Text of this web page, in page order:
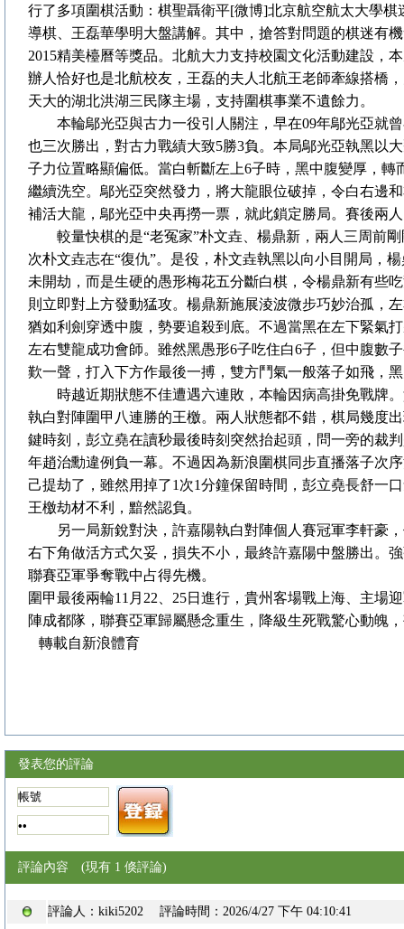
行了多項圍棋活動：棋聖聶衛平[微博]北京航空航太大學棋
導棋、王磊華學明大盤講解。其中，搶答對問題的棋迷有
2015精美檯曆等獎品。北航大力支持校園文化活動建設，
辦人恰好也是北航校友，王磊的夫人北航王老師牽線搭橋
天大的湖北洪湖三民隊主場，支持圍棋事業不遺餘力。
本輪鄔光亞與古力一役引人關注，早在09年鄔光亞就曾
也三次勝出，對古力戰績大致5勝3負。本局鄔光亞執黑以
子力位置略顯偏低。當白斬斷左上6子時，黑中腹變厚，
繼續洗空。鄔光亞突然發力，將大龍眼位破掉，令白右邊
補活大龍，鄔光亞中央再撈一票，就此鎖定勝局。賽後兩
較量快棋的是“老冤家”朴文垚、楊鼎新，兩人三周前剛
次朴文垚志在“復仇”。是役，朴文垚執黑以向小目開局，
未開劫，而是生硬的愚形梅花五分斷白棋，令楊鼎新有些
則立即對上方發動猛攻。楊鼎新施展淩波微步巧妙治孤，
猶如利劍穿透中腹，勢要追殺到底。不過當黑在左下緊氣
左右雙龍成功會師。雖然黑愚形6子吃住白6子，但中腹數
歎一聲，打入下方作最後一搏，雙方鬥氣一般落子如飛，
時越近期狀態不佳遭遇六連敗，本輪因病高掛免戰牌。
執白對陣圍甲八連勝的王檄。兩人狀態都不錯，棋局幾度
鍵時刻，彭立堯在讀秒最後時刻突然抬起頭，問一旁的裁
年趙治勳違例負一幕。不過因為新浪圍棋同步直播落子次
己提劫了，雖然用掉了1次1分鐘保留時間，彭立堯長舒一
王檄劫材不利，黯然認負。
另一局新銳對決，許嘉陽執白對陣個人賽冠軍李軒豪，
右下角做活方式欠妥，損失不小，最終許嘉陽中盤勝出。
聯賽亞軍爭奪戰中占得先機。
圍甲最後兩輪11月22、25日進行，貴州客場戰上海、主場
陣成都隊，聯賽亞軍歸屬懸念重生，降級生死戰驚心動魄
轉載自新浪體育
發表您的評論
評論內容 (現有 1 倏評論)
評論人： kiki5202 評論時間： 2026/4/27 下午 04:10:41